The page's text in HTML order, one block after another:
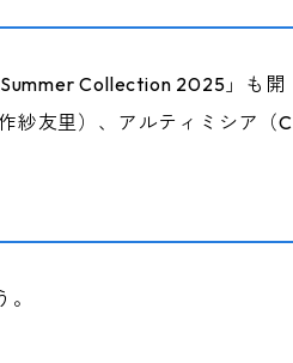
Collection 2025」も開
紗友里）、アルティミシア（C